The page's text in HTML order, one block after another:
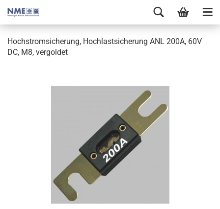
Hochstromsicherung, Hochlastsicherung ANL 200A, 60V
DC, M8, vergoldet